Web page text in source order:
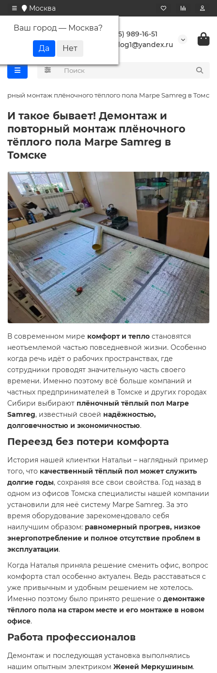
Москва
Ваш город — Москва?
+7 (495) 989-16-51
buranlog1@yandex.ru
монтаж плёночного тёплого пола Marpe Samreg в Томске
И такое бывает! Демонтаж и
повторный монтаж плёночного
тёплого пола Marpe Samreg в
Томске
В современном мире комфорт и тепло становятся
неотъемлемой частью повседневной жизни. Особенно
когда речь идёт о рабочих пространствах, где
сотрудники проводят значительную часть своего
времени. Именно поэтому всё больше компаний и
частных предпринимателей в Томске и других городах
Сибири выбирают плёночный тёплый пол Marpe
Samreg, известный своей надёжностью,
долговечностью и экономичностью.
Переезд без потери комфорта
История нашей клиентки Натальи – наглядный пример
того, что качественный тёплый пол может служить
долгие годы, сохраняя все свои свойства. Год назад в
одном из офисов Томска специалисты нашей компании
установили для неё систему Marpe Samreg. За это
время оборудование зарекомендовало себя
наилучшим образом: равномерный прогрев, низкое
энергопотребление и полное отсутствие проблем в
эксплуатации.
Когда Наталья приняла решение сменить офис, вопрос
комфорта стал особенно актуален. Ведь расставаться с
уже привычным и удобным решением не хотелось.
Именно поэтому было принято решение о демонтаже
тёплого пола на старом месте и его монтаже в новом
офисе.
Работа профессионалов
Демонтаж и последующая установка выполнялись
нашим опытным электриком Женей Меркушиным.